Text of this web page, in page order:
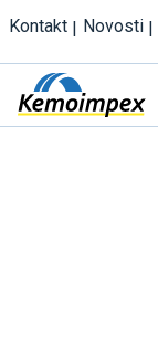
Kontakt Novosti